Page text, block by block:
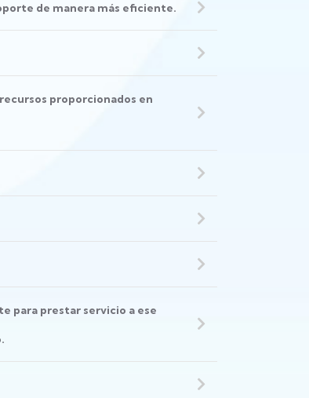
de manera más eficiente.
proporcionados en
para prestar servicio a ese